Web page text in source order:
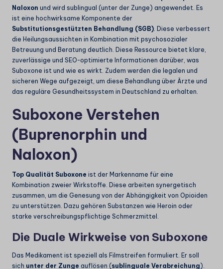
Naloxon und wird sublingual (unter der Zunge) angewendet. Es
ist eine hochwirksame Komponente der
Substitutionsgestützten Behandlung (SGB) . Diese verbessert
die Heilungsaussichten in Kombination mit psychosozialer
Betreuung und Beratung deutlich. Diese Ressource bietet klare,
zuverlässige und SEO-optimierte Informationen darüber, was
Suboxone ist und wie es wirkt. Zudem werden die legalen und
sicheren Wege aufgezeigt, um diese Behandlung über Ärzte und
das reguläre Gesundheitssystem in Deutschland zu erhalten.
Suboxone Verstehen
(Buprenorphin und
Naloxon)
Top Qualität Suboxone ist der Markenname für eine
Kombination zweier Wirkstoffe. Diese arbeiten synergetisch
zusammen, um die Genesung von der Abhängigkeit von Opioiden
zu unterstützen. Dazu gehören Substanzen wie Heroin oder
starke verschreibungspflichtige Schmerzmittel.
Die Duale Wirkweise von Suboxone
Das Medikament ist speziell als Filmstreifen formuliert. Er soll
sich unter der Zunge auflösen (sublinguale Verabreichung).